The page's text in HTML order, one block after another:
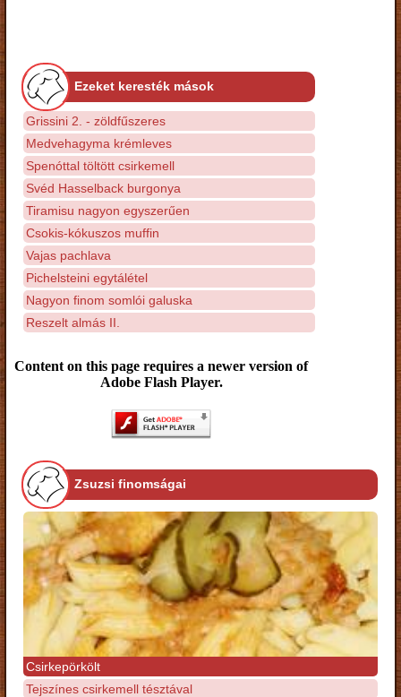
Ezeket keresték mások
Grissini 2. - zöldfűszeres
Medvehagyma krémleves
Spenóttal töltött csirkemell
Svéd Hasselback burgonya
Tiramisu nagyon egyszerűen
Csokis-kókuszos muffin
Vajas pachlava
Pichelsteini egytálétel
Nagyon finom somlói galuska
Reszelt almás II.
Content on this page requires a newer version of
Adobe Flash Player.
Zsuzsi finomságai
Csirkepörkölt
Tejszínes csirkemell tésztával